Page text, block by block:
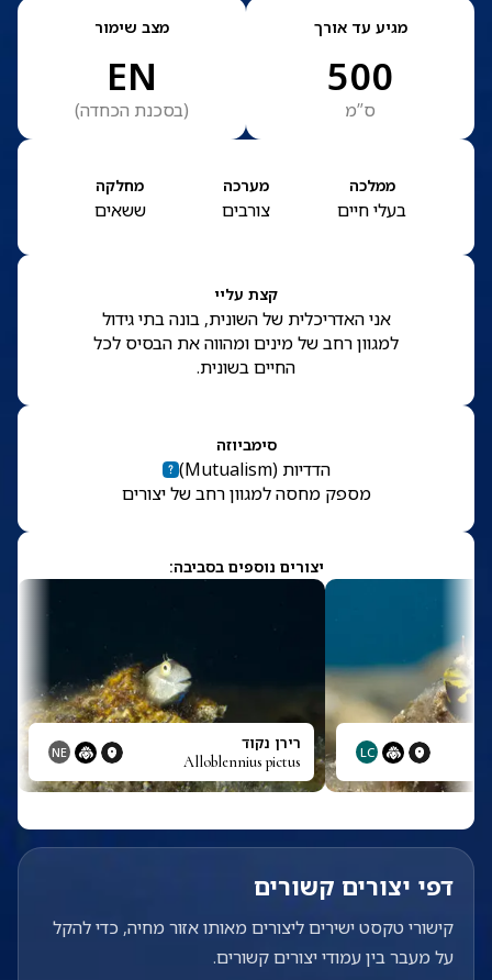
מגיע עד אורך
500
ס”מ
מצב שימור
EN
(בסכנת הכחדה)
ממלכה
בעלי חיים
מערכה
צורבים
מחלקה
ששאים
קצת עליי
אני האדריכלית של השונית, בונה בתי גידול
למגוון רחב של מינים ומהווה את הבסיס לכל
החיים בשונית.
סימביוזה
הדדיות (
Mutualism
)
מספק מחסה למגוון רחב של יצורים
יצורים נוספים בסביבה:
LC רירן נקוד
Alloblennius pictus
NE
דפי יצורים קשורים
קישורי טקסט ישירים ליצורים מאותו אזור מחיה, כדי להקל
על מעבר בין עמודי יצורים קשורים.